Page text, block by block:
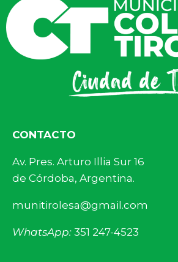
CONTACTO
Av. Pres. Arturo Illia Sur
de Córdoba, Argentina.
munitirolesa@gmail.com
WhatsApp: 351 247-4523